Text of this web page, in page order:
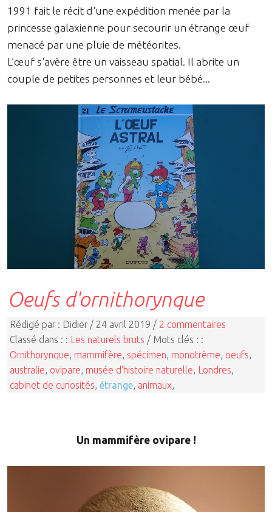
1991 fait le récit d'une expédition menée par la
princesse galaxienne pour secourir un étrange œuf
menacé par une pluie de météorites.
L’œuf s'avère être un vaisseau spatial. Il abrite un
couple de petites personnes et leur bébé...
Oeufs d'ornithorynque
Rédigé par : Didier / 24 avril 2019 / 2 commentaires
Classé dans : : Les naturels bruts / Mots clés : :
Ornithorynque mammifère spécimen monotrème oeufs
australie ovipare musée d'histoire naturelle Londres
cabinet de curiosités étrange animaux
Un mammifère ovipare !